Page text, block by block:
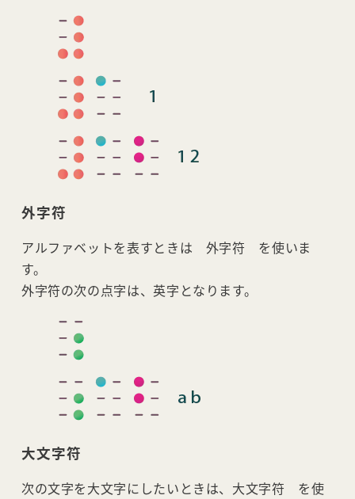
外字符
アルファベットを表すときは 外字符 を使いま
す。
外字符の次の点字は、英字となります。
大文字符
次の文字を大文字にしたいときは、大文字符 を使